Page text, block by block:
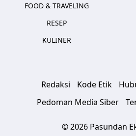
FOOD & TRAVELING
RESEP
KULINER
Redaksi Kode Etik
Pedoman Media Siber
© 2026 Pasundan